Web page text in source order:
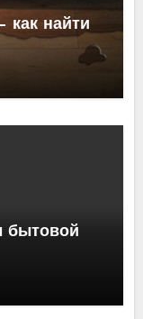
как найти
бытовой